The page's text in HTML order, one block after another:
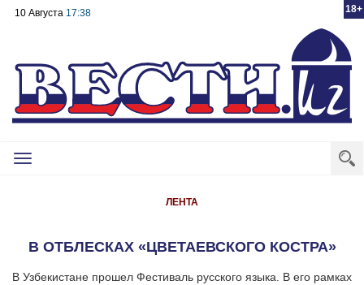
18+
10 Августа 17:38
Toggle
ЛЕНТА
В ОТБЛЕСКАХ «ЦВЕТАЕВСКОГО КОСТРА»
В Узбекистане прошел Фестиваль русского языка. В его рамках